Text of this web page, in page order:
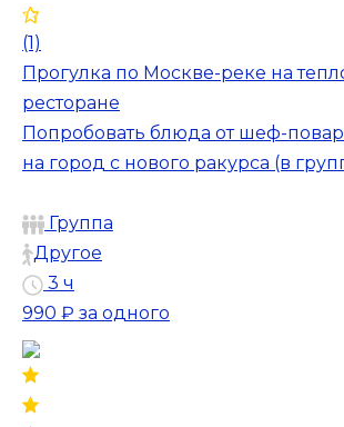
(1)
Прогулка по Москве-реке на
ресторане
Попробовать блюда от шеф-
на город с нового ракурса (в
Группа
Другое
3 ч
990 ₽ за одного